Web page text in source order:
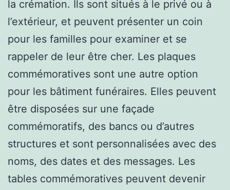
la crémation. Ils sont situés à le privé ou à
l’extérieur, et peuvent présenter un coin
pour les familles pour examiner et se
rappeler de leur être cher. Les plaques
commémoratives sont une autre option
pour les bâtiment funéraires. Elles peuvent
être disposées sur une façade
commémoratifs, des bancs ou d’autres
structures et sont personnalisées avec des
noms, des dates et des messages. Les
tables commémoratives peuvent devenir